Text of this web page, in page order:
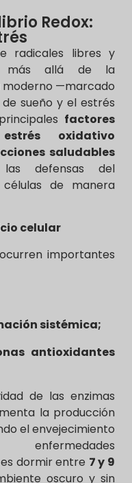
Redox:
radicales libres y
más allá de la
moderno —marcado
sueño y el estrés
factores
oxidativo
saludables
defensas del
de manera
celular
importantes
sistémica;
antioxidantes
de las enzimas
la producción
el envejecimiento
dormir entre 7 y 9
oscuro y sin